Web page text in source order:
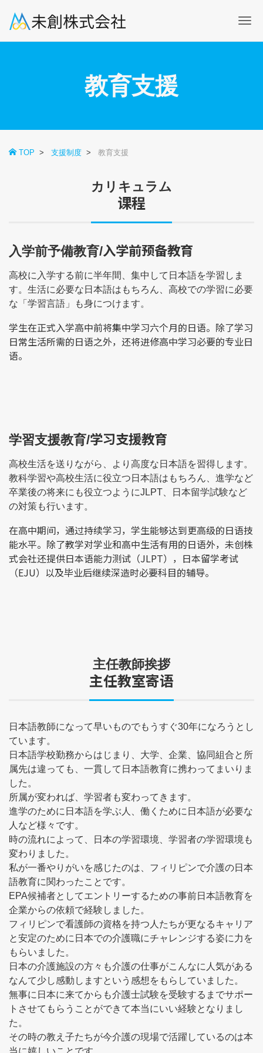
教育支援
TOP 支援制度 教育支援
カリキュラム
课程
入学前予備教育/入学前预备教育
高校に入学する前に半年間、集中して日本語を学習しま
す。生活に必要な日本語はもちろん、高校での学習に必要
な「学習言語」も身につけます。
学生在正式入学高中前将集中学习六个月的日语。除了学习
日常生活所需的日语之外，还将进修高中学习必要的专业日
语。
学習支援教育/学习支援教育
高校生活を送りながら、より高度な日本語を習得します。
教科学習や高校生活に役立つ日本語はもちろん、進学など
卒業後の将来にも役立つようにJLPT、日本留学試験など
の対策も行います。
在高中期间，通过持续学习，学生能够达到更高级的日语技
能水平。除了教学对学业和高中生活有用的日语外，未创株
式会社还提供日本语能力测试（JLPT），日本留学考试
（EJU）以及毕业后继续深造时必要科目的辅导。
主任教師挨拶
主任教室寄语
日本語教師になって早いものでもうすぐ30年になろうとし
ています。
日本語学校勤務からはじまり、大学、企業、協同組合と所
属先は違っても、一貫して日本語教育に携わってまいりま
した。
所属が変われば、学習者も変わってきます。
進学のために日本語を学ぶ人、働くために日本語が必要な
人など様々です。
時の流れによって、日本の学習環境、学習者の学習環境も
変わりました。
私が一番やりがいを感じたのは、フィリピンで介護の日本
語教育に関わったことです。
EPA候補者としてエントリーするための事前日本語教育を
企業からの依頼で経験しました。
フィリピンで看護師の資格を持つ人たちが更なるキャリア
と安定のために日本での介護職にチャレンジする姿に力を
もらいました。
日本の介護施設の方々も介護の仕事がこんなに人気がある
なんて少し感動しますという感想をもらしていました。
無事に日本に来てからも介護士試験を受験するまでサポー
トさせてもらうことができて本当にいい経験となりまし
た。
その時の教え子たちが今介護の現場で活躍しているのは本
当に嬉しいことです。